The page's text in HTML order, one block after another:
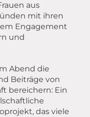
aus
mit ihren
Engagement
und
Abend die
Beiträge von
bereichern: Ein
das viele